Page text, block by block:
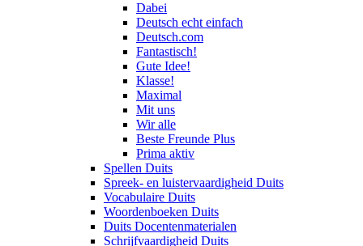
Dabei
Deutsch echt einfach
Deutsch.com
Fantastisch!
Gute Idee!
Klasse!
Maximal
Mit uns
Wir alle
Beste Freunde Plus
Prima aktiv
Spellen Duits
Spreek- en luistervaardigheid Duits
Vocabulaire Duits
Woordenboeken Duits
Duits Docentenmaterialen
Schrijfvaardigheid Duits